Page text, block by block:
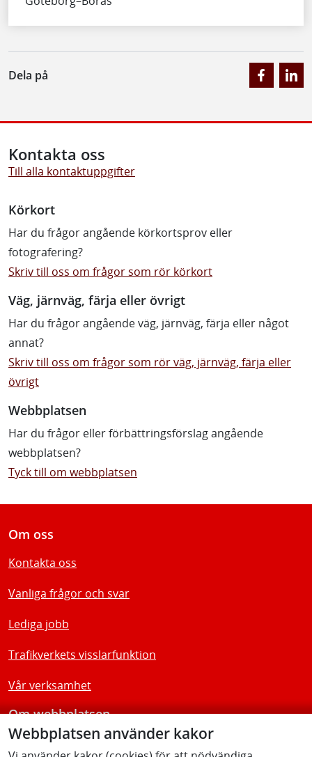
Dela på
Webbplatsen använder kakor
Kontakta oss
Till alla kontaktuppgifter
Körkort
Har du frågor angående körkortsprov eller
fotografering?
Skriv till oss om frågor som rör körkort
Väg, järnväg, färja eller övrigt
Har du frågor angående väg, järnväg, färja eller något
annat?
Skriv till oss om frågor som rör väg, järnväg, färja eller
övrigt
Webbplatsen
Har du frågor eller förbättringsförslag angående
webbplatsen?
Tyck till om webbplatsen
Om oss
Kontakta oss
Vanliga frågor och svar
Lediga jobb
Trafikverkets visslarfunktion
Vår verksamhet
Om webbplatsen
Tillgänglighetsredogörelse